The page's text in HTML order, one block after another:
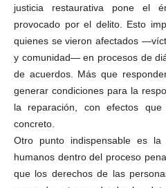
justicia restaurativa pone el
provocado por el delito. Esto
quienes se vieron afectados
y comunidad— en procesos de
de acuerdos. Más que
generar condiciones para la
la reparación, con efectos
concreto.
Otro punto indispensable es
humanos dentro del proceso
que los derechos de las